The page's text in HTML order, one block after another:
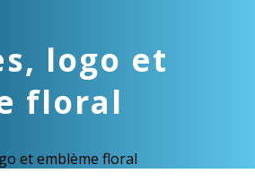
logo et
floral
et emblème floral